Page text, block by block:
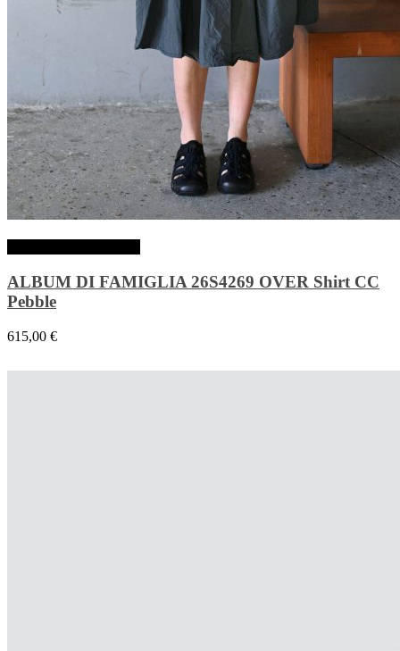
ALBUM DI FAMIGLIA 26S4269 OVER Shirt CC
Pebble
615,00 €